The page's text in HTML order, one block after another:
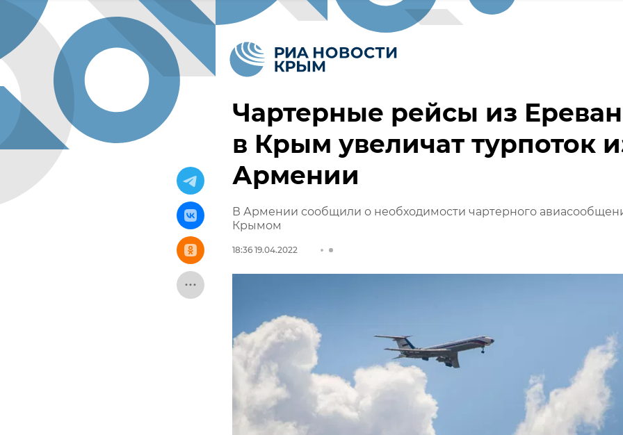
Чартерные рейсы из
в Крым увеличат турпоток
Армении
В Армении сообщили о необходимости чартерного
Крымом
18:36 19.04.2022